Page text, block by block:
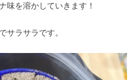
味を溶かしていきます！
サラサラです。